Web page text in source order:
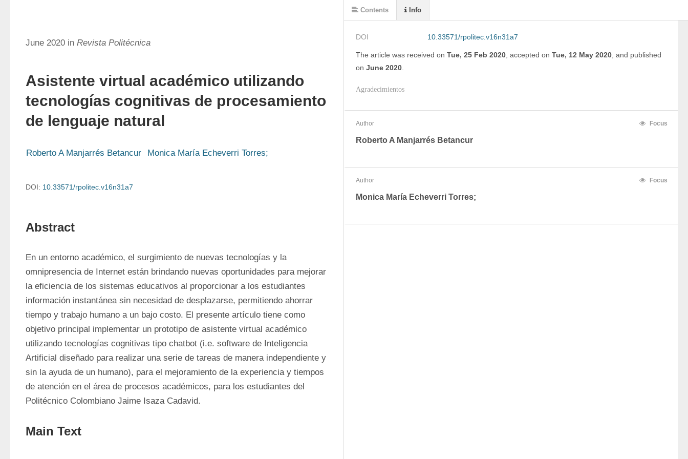
June 2020 in Revista Politécnica
Asistente virtual académico utilizando
tecnologías cognitivas de procesamiento
de lenguaje natural
Roberto A Manjarrés Betancur Monica María Echeverri Torres;
DOI: 10.33571/rpolitec.v16n31a7
Abstract
En un entorno académico, el surgimiento de nuevas tecnologías y la
omnipresencia de Internet están brindando nuevas oportunidades para mejorar
la eficiencia de los sistemas educativos al proporcionar a los estudiantes
información instantánea sin necesidad de desplazarse, permitiendo ahorrar
tiempo y trabajo humano a un bajo costo. El presente artículo tiene como
objetivo principal implementar un prototipo de asistente virtual académico
utilizando tecnologías cognitivas tipo chatbot (i.e. software de Inteligencia
Artificial diseñado para realizar una serie de tareas de manera independiente y
sin la ayuda de un humano), para el mejoramiento de la experiencia y tiempos
de atención en el área de procesos académicos, para los estudiantes del
Politécnico Colombiano Jaime Isaza Cadavid.
Main Text
DOI 10.33571/rpolitec.v16n31a7
The article was received on Tue, 25 Feb 2020 accepted on Tue, 12 May 2020 and published
on June 2020
Agradecimientos
Author Focus
Roberto A Manjarrés Betancur
Author Focus
Monica María Echeverri Torres;
Contents Info